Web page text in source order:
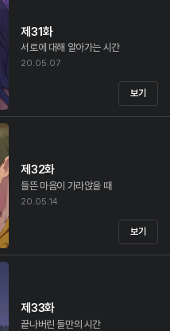
제31화
서로에 대해 알아가는 시간
20.05.07
보기
제32화
들뜬 마음이 가라앉을 때
20.05.14
보기
제33화
끝나버린 둘만의 시간